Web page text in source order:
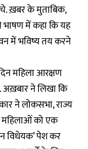
ख़बर के मुताबिक,
भाषण में कहा कि यह
में भविष्य तय करने
महिला आरक्षण
अख़बार ने लिखा कि
ने लोकसभा, राज्य
महिलाओं को एक
विधेयक’ पेश कर